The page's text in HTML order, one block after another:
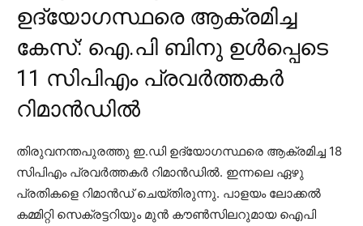
ഉദ്യോഗസ്ഥരെ ആക്രമിച്ച
കേസ്: ഐ.പി ബിനു ഉള്‍പ്പെടെ
11 സിപിഎം പ്രവര്‍ത്തകര്‍
റിമാന്‍ഡില്‍
തിരുവനന്തപുരത്തു ഇ.ഡി ഉദ്യോഗസ്ഥരെ ആക്രമിച്ച 18
സിപിഎം പ്രവര്‍ത്തകര്‍ റിമാന്‍ഡില്‍. ഇന്നലെ ഏഴു
പ്രതികളെ റിമാന്‍ഡ് ചെയ്തിരുന്നു. പാളയം ലോക്കല്‍
കമ്മിറ്റി സെക്രട്ടറിയും മുന്‍ കൗണ്‍സിലറുമായ ഐപി